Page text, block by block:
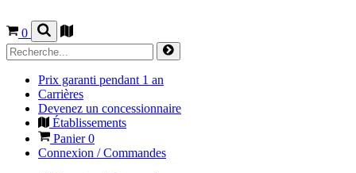
0
Prix garanti pendant 1 an
Carrières
Devenez un concessionnaire
Établissements
Panier0
Connexion / Commandes